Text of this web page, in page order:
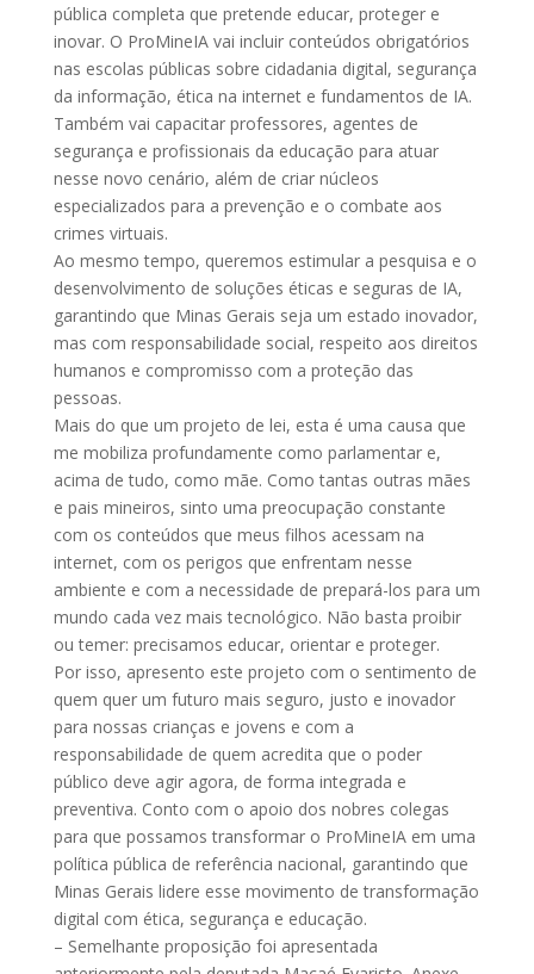
pública completa que pretende educar, proteger e
inovar. O ProMineIA vai incluir conteúdos obrigatórios
nas escolas públicas sobre cidadania digital, segurança
da informação, ética na internet e fundamentos de IA.
Também vai capacitar professores, agentes de
segurança e profissionais da educação para atuar
nesse novo cenário, além de criar núcleos
especializados para a prevenção e o combate aos
crimes virtuais.
Ao mesmo tempo, queremos estimular a pesquisa e o
desenvolvimento de soluções éticas e seguras de IA,
garantindo que Minas Gerais seja um estado inovador,
mas com responsabilidade social, respeito aos direitos
humanos e compromisso com a proteção das
pessoas.
Mais do que um projeto de lei, esta é uma causa que
me mobiliza profundamente como parlamentar e,
acima de tudo, como mãe. Como tantas outras mães
e pais mineiros, sinto uma preocupação constante
com os conteúdos que meus filhos acessam na
internet, com os perigos que enfrentam nesse
ambiente e com a necessidade de prepará-los para um
mundo cada vez mais tecnológico. Não basta proibir
ou temer: precisamos educar, orientar e proteger.
Por isso, apresento este projeto com o sentimento de
quem quer um futuro mais seguro, justo e inovador
para nossas crianças e jovens e com a
responsabilidade de quem acredita que o poder
público deve agir agora, de forma integrada e
preventiva. Conto com o apoio dos nobres colegas
para que possamos transformar o ProMineIA em uma
política pública de referência nacional, garantindo que
Minas Gerais lidere esse movimento de transformação
digital com ética, segurança e educação.
– Semelhante proposição foi apresentada